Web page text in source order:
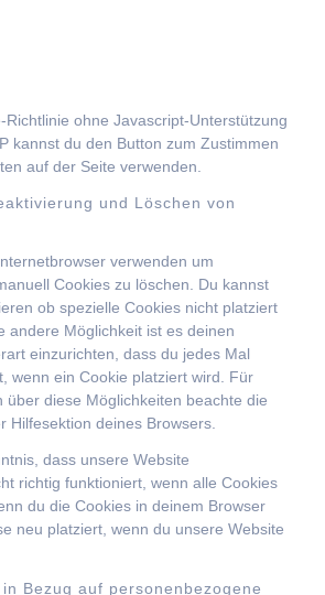
Richtlinie ohne Javascript-Unterstützung
kannst du den Button zum Zustimmen
auf der Seite verwenden.
und Löschen von
verwenden um
Cookies zu löschen. Du kannst
ob spezielle Cookies nicht platziert
andere Möglichkeit ist es deinen
einzurichten, dass du jedes Mal
wenn ein Cookie platziert wird. Für
über diese Möglichkeiten beachte die
Hilfesektion deines Browsers.
dass unsere Website
richtig funktioniert, wenn alle Cookies
du die Cookies in deinem Browser
neu platziert, wenn du unsere Website
Bezug auf personenbezogene